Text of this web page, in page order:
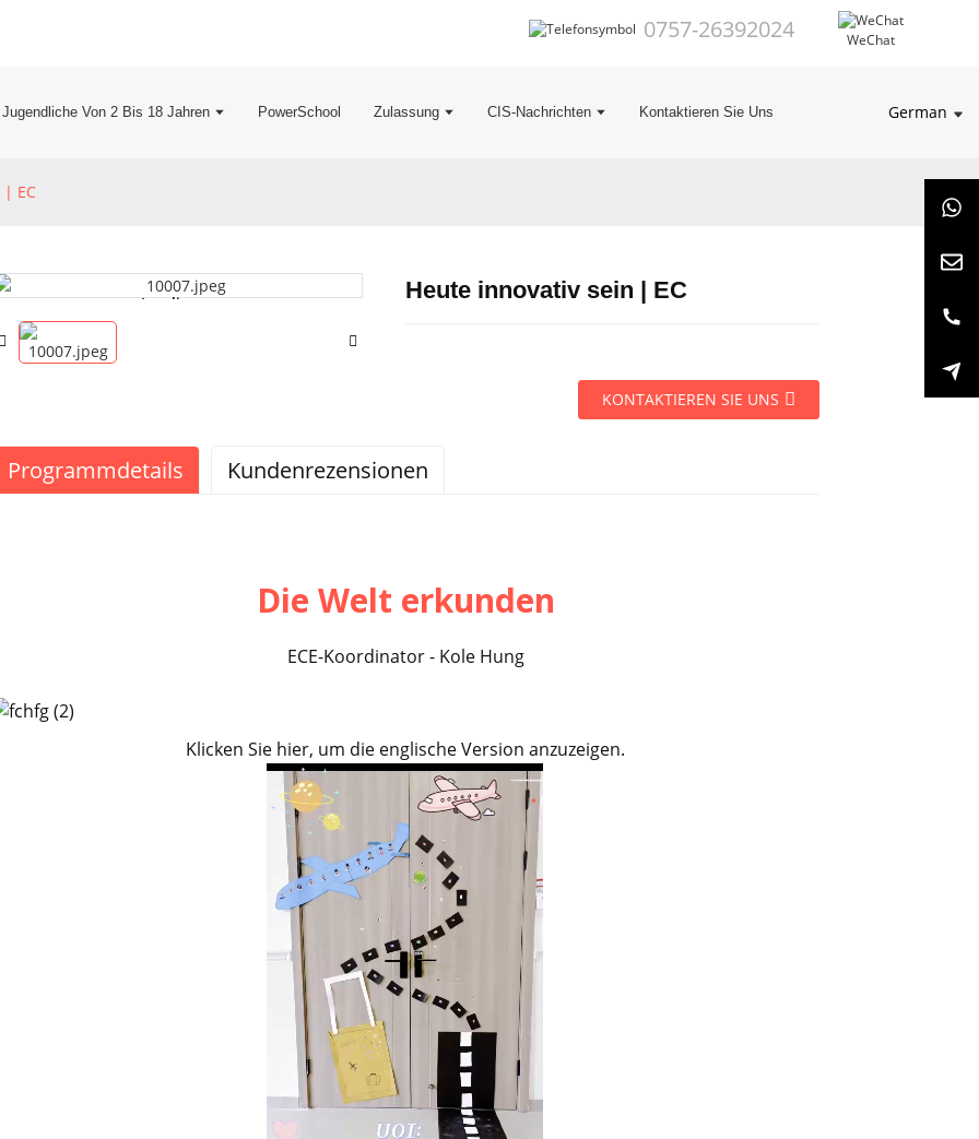
0757-26392024 WeChat
Von 2 Bis 18 Jahren PowerSchool Zulassung CIS-Nachrichten Kontaktieren Sie Uns German
| EC
Loading...
Loading... Heute innovativ sein | EC
KONTAKTIEREN SIE UNS
Programmdetails Kundenrezensionen
Die Welt erkunden
ECE-Koordinator - Kole Hung
Klicken Sie hier, um die englische Version anzuzeigen.